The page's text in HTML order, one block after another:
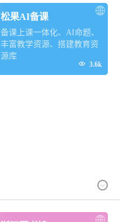
松果AI备课
备课上课一体化、AI命题、
丰富教学资源、搭建教育资
源库
 3.6k
